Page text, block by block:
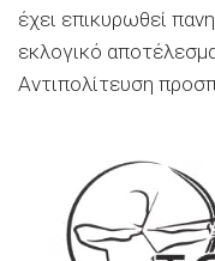
έχει επικυρωθεί
εκλογικό
Αντιπολίτευση